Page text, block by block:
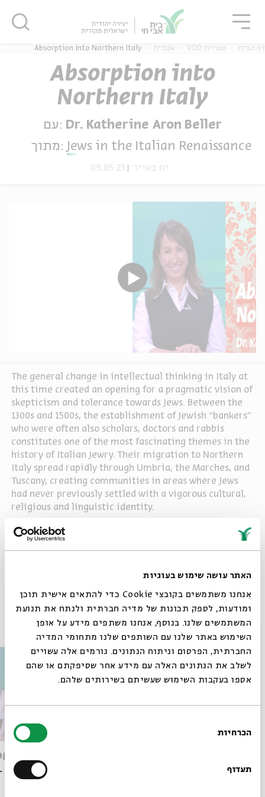
האתר עושה שימוש בעוגיות
אנחנו משתמשים בקובצי Cookie כדי להתאים אישית תוכן
ומודעות, לספק תכונות של מדיה חברתית ולנתח את תנועת
המשתמשים שלנו. בנוסף, אנחנו משתפים מידע על אופן
השימוש באתר שלנו עם השותפים שלנו מתחומי המדיה
החברתית, הפרסום וניתוח הנתונים. גורמים אלה עשויים
לשלב את הנתונים האלה עם מידע אחר שסיפקתם או שהם
אספו בעקבות השימוש שעשיתם בשירותים שלהם.
הסכמה
הכרחיות
תעדוף
אנגלית
דף הבית ספריית VOD אנגלית Absorption into Northern Italy
Absorption into
Northern Italy
עם: Dr. Katherine Aron Beller
מתוך:
Jews in the Italian Renaissance
09.05.23 יח באייר
The general change in intellectual thinking in Italy at
this time created an opening for a pragmatic vision of
skepticism and tolerance towards Jews. Between the
1300s and 1500s, the establishment of Jewish “bankers”
who were often also scholars, doctors and rabbis
constitutes one of the most fascinating themes in the
history of Italian Jewry. Their migration to Northern
Italy spread rapidly through Umbria, the Marches, and
Tuscany, creating communities in areas where Jews
had never previously settled with a vigorous cultural,
religious and linguistic identity.
Jews in the Italian Renaissance
פרקים נוספים בסדרה
סגור
סגור